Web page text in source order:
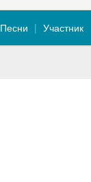
Песни Участник